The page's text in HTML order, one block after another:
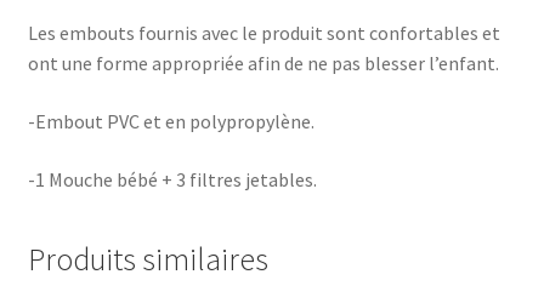
Les embouts fournis avec le produit sont confortables et
ont une forme appropriée afin de ne pas blesser l’enfant.
-Embout PVC et en polypropylène.
-1 Mouche bébé + 3 filtres jetables.
Produits similaires